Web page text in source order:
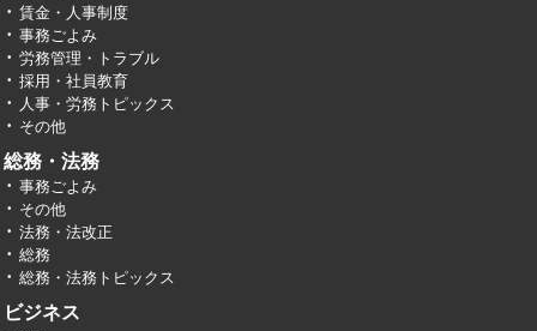
賃金・人事制度
事務ごよみ
労務管理・トラブル
採用・社員教育
人事・労務トピックス
その他
総務・法務
事務ごよみ
その他
法務・法改正
総務
総務・法務トピックス
ビジネス